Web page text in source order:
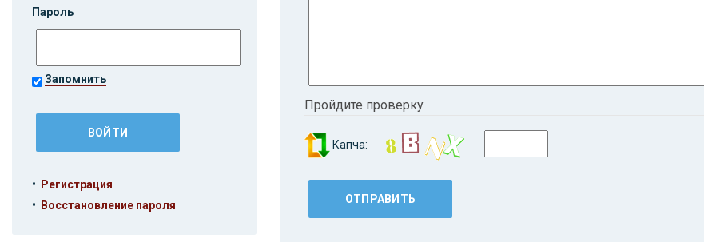
Пароль
Запомнить
• Регистрация
• Восстановление пароля
Пройдите проверку
Капча: